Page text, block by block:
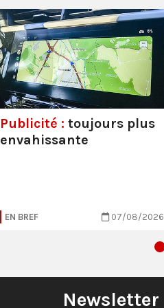
Publicité : toujours plus
envahissante
EN BREF 07/08/2026
Newsletter